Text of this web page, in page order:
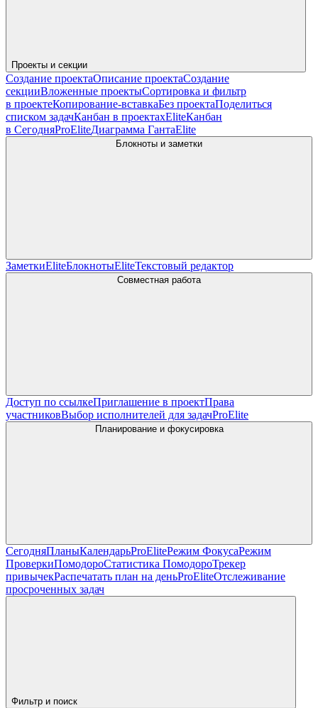
Проекты и секции
Создание проектаОписание проектаСоздание
секцииВложенные проектыСортировка и фильтр
в проектеКопирование-вставкаБез проектаПоделиться
списком задачКанбан в проектахEliteКанбан
в СегодняProEliteДиаграмма ГантаElite
Блокноты и заметки
ЗаметкиEliteБлокнотыEliteТекстовый редактор
Совместная работа
Доступ по ссылкеПриглашение в проектПрава
участниковВыбор исполнителей для задачProElite
Планирование и фокусировка
СегодняПланыКалендарьProEliteРежим ФокусаРежим
ПроверкиПомодороСтатистика ПомодороТрекер
привычекРаспечатать план на деньProEliteОтслеживание
просроченных задач
Фильтр и поиск